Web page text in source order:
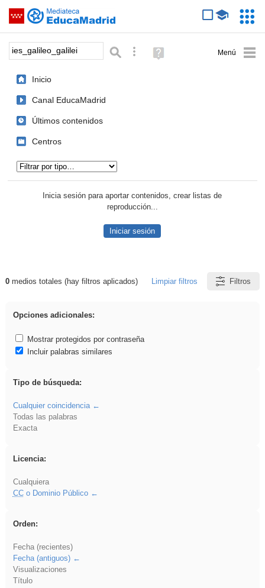
Saltar navegación
Palabra o frase: Búsqueda avanzada
Ayuda
(en
Inicio
Canal EducaMadrid
Últimos contenidos
Centros
Inicia sesión para aportar contenidos, crear listas de
reproducción...
Iniciar sesión
Resultados de: ies_galileo_galilei
0medios totales (hay filtros aplicados) Limpiar filtros Filtros
Opciones adicionales:
Mostrar protegidos por contraseña
Incluir palabras similares
Tipo de búsqueda:
Cualquier coincidencia
Todas las palabras
Exacta
Licencia:
Cualquiera
CCo Dominio Público
Orden:
Fecha (recientes)
Fecha (antiguos)
Visualizaciones
Título